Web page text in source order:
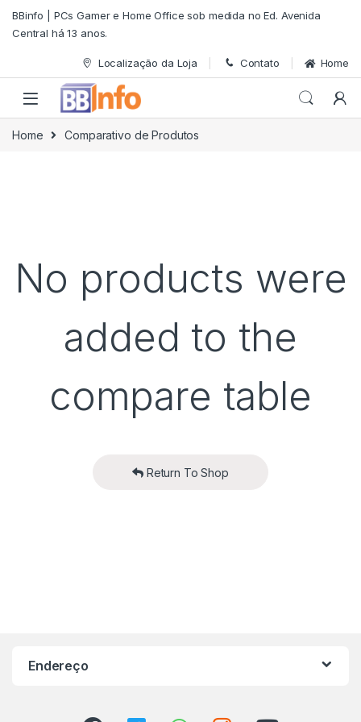
Skip to navigation
Skip to content
BBinfo | PCs Gamer e Home Office sob medida no Ed. Avenida
Central há 13 anos.
Localização da Loja Contato Home
Home Comparativo de Produtos
No products were
added to the
compare table
Return To Shop
Endereço